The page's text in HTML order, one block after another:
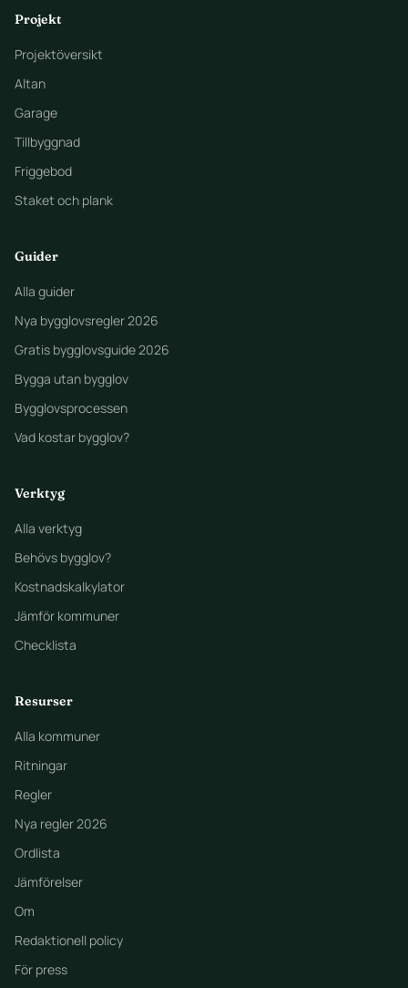
Projekt
Projektöversikt
Altan
Garage
Tillbyggnad
Friggebod
Staket och plank
Guider
Alla guider
Nya bygglovsregler 2026
Gratis bygglovsguide 2026
Bygga utan bygglov
Bygglovsprocessen
Vad kostar bygglov?
Verktyg
Alla verktyg
Behövs bygglov?
Kostnadskalkylator
Jämför kommuner
Checklista
Resurser
Alla kommuner
Ritningar
Regler
Nya regler 2026
Ordlista
Jämförelser
Om
Redaktionell policy
För press